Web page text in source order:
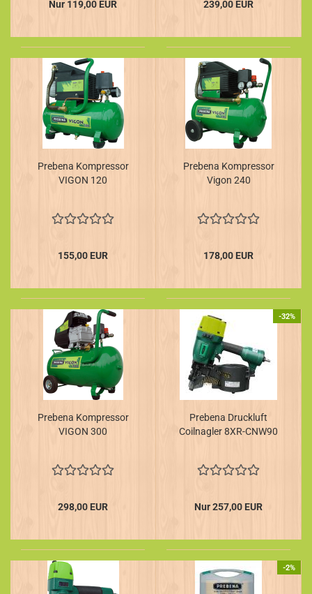
Nur 119,00 EUR 239,00 EUR
Prebena Kompressor
VIGON 120
155,00 EUR
Prebena Kompressor
Vigon 240
178,00 EUR
Prebena Kompressor
VIGON 300
298,00 EUR
-32%
Prebena Druckluft
Coilnagler 8XR-CNW90
Nur 257,00 EUR
-2%